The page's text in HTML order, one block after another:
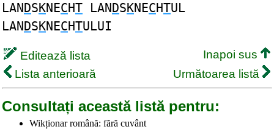
LANDSKNECHT LANDSKNECHTUL
LANDSKNECHTULUI
Editează lista
Inapoi sus
Lista anterioară
Următoarea listă
Consultați această listă pentru:
Wikționar română: fără cuvânt